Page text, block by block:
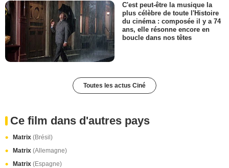
C'est peut-être la musique la
plus célèbre de toute l'Histoire
du cinéma : composée il y a 74
ans, elle résonne encore en
boucle dans nos têtes
Toutes les actus Ciné
Ce film dans d'autres pays
Matrix (Brésil)
Matrix (Allemagne)
Matrix (Espagne)